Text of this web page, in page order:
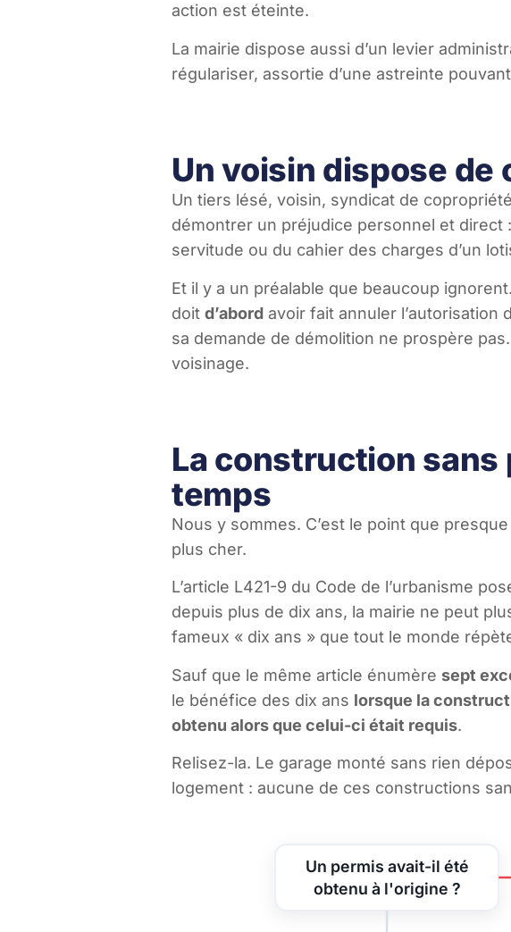
action est éteinte.
La mairie dispose aussi d’un levier
régulariser, assortie d’une astreinte
Un voisin dispose de
Un tiers lésé, voisin, syndicat de
démontrer un préjudice personnel et direct
servitude ou du cahier des charges d’un
Et il y a un préalable que beaucoup
doit d’abord avoir fait annuler l’autorisation
sa demande de démolition ne prospère
voisinage.
La construction sans
temps
Nous y sommes. C’est le point que
plus cher.
L’article L421-9 du Code de l’urbanisme
depuis plus de dix ans, la mairie ne peut
fameux « dix ans » que tout le monde
Sauf que le même article énumère sept
le bénéfice des dix ans lorsque la
obtenu alors que celui-ci était requis.
Relisez-la. Le garage monté sans rien
logement : aucune de ces constructions
Un permis avait-il été
obtenu à l'origine ?